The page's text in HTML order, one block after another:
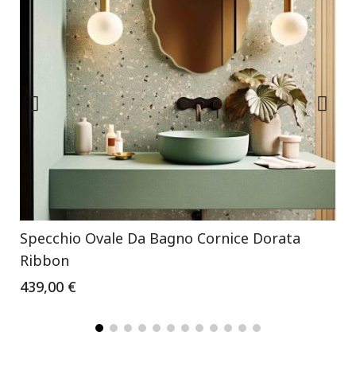
Specchio Ovale Da Bagno Cornice Dorata
Ribbon
439,00 €